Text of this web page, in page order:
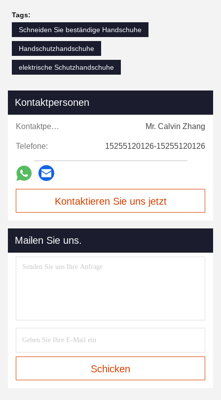
Tags:
Schneiden Sie beständige Handschuhe
Handschutzhandschuhe
elektrische Schutzhandschuhe
Kontaktpersonen
Kontaktpersonen: Mr. Calvin Zhang
Telefone: 15255120126-15255120126
Kontaktieren Sie uns jetzt
Mailen Sie uns.
Schicken